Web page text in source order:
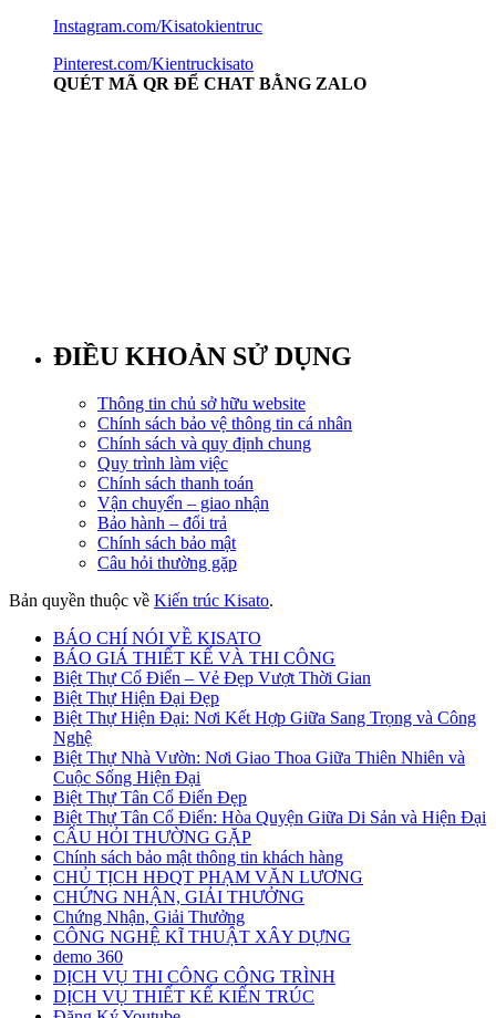
Instagram.com/Kisatokientruc
Pinterest.com/Kientruckisato
QUÉT MÃ QR ĐỂ CHAT BẰNG ZALO
ĐIỀU KHOẢN SỬ DỤNG
Thông tin chủ sở hữu website
Chính sách bảo vệ thông tin cá nhân
Chính sách và quy định chung
Quy trình làm việc
Chính sách thanh toán
Vận chuyển – giao nhận
Bảo hành – đổi trả
Chính sách bảo mật
Câu hỏi thường gặp
Bản quyền thuộc về Kiến trúc Kisato.
BÁO CHÍ NÓI VỀ KISATO
BÁO GIÁ THIẾT KẾ VÀ THI CÔNG
Biệt Thự Cổ Điển – Vẻ Đẹp Vượt Thời Gian
Biệt Thự Hiện Đại Đẹp
Biệt Thự Hiện Đại: Nơi Kết Hợp Giữa Sang Trọng và Công
Nghệ
Biệt Thự Nhà Vườn: Nơi Giao Thoa Giữa Thiên Nhiên và
Cuộc Sống Hiện Đại
Biệt Thự Tân Cổ Điển Đẹp
Biệt Thự Tân Cổ Điển: Hòa Quyện Giữa Di Sản và Hiện Đại
CÂU HỎI THƯỜNG GẶP
Chính sách bảo mật thông tin khách hàng
CHỦ TỊCH HĐQT PHẠM VĂN LƯƠNG
CHỨNG NHẬN, GIẢI THƯỞNG
Chứng Nhận, Giải Thưởng
CÔNG NGHỆ KĨ THUẬT XÂY DỰNG
demo 360
DỊCH VỤ THI CÔNG CÔNG TRÌNH
DỊCH VỤ THIẾT KẾ KIẾN TRÚC